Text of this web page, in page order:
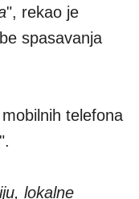
", rekao je
spasavanja
telefona
lokalne